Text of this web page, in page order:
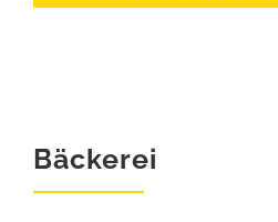
Bäckerei